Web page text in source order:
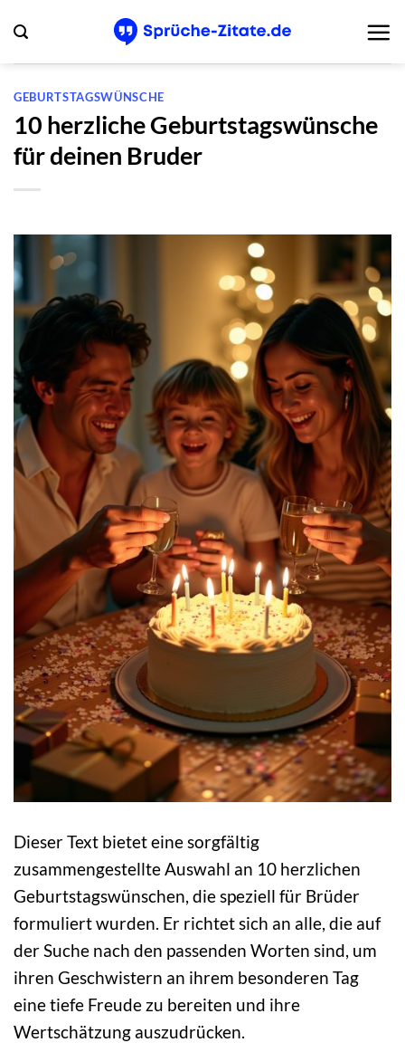
Inhalt
springen
GEBURTSTAGSWÜNSCHE
10 herzliche Geburtstagswünsche
für deinen Bruder
Dieser Text bietet eine sorgfältig
zusammengestellte Auswahl an 10 herzlichen
Geburtstagswünschen, die speziell für Brüder
formuliert wurden. Er richtet sich an alle, die auf
der Suche nach den passenden Worten sind, um
ihren Geschwistern an ihrem besonderen Tag
eine tiefe Freude zu bereiten und ihre
Wertschätzung auszudrücken.